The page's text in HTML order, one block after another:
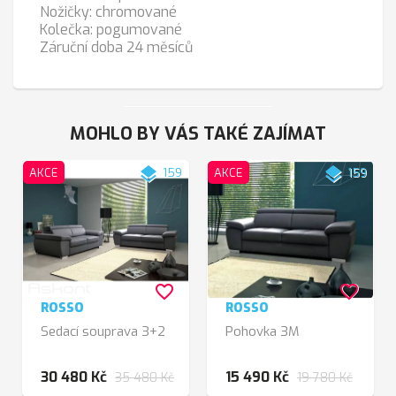
Nožičky: chromované
Kolečka: pogumované
Záruční doba 24 měsíců
MOHLO BY VÁS TAKÉ ZAJÍMAT
AKCE layers 159
ROSSO
Sedací souprava 3+2
30 480 Kč 35 480 Kč
favorite_border
AKCE layers159
ROSSO
Pohovka 3M
15 490 Kč 19 780 Kč
favorite_border